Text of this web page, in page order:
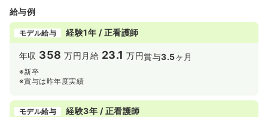
給与例
モデル給与 経験1年 / 正看護師
年収 358 万円 月給 23.1 万円賞与3.5ヶ月
※新卒
※賞与は昨年度実績
モデル給与 経験3年 / 正看護師